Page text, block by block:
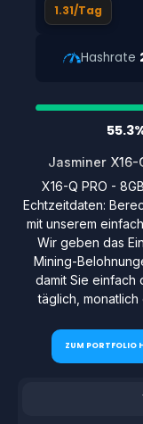
1.31/Tag
Hashrate
Jasminer X16-
X16-Q PRO -
Echtzeitdaten:
mit unserem
Wir geben das
Mining-
damit Sie einfach
täglich, monatlich
ZUM PORTFOLIO